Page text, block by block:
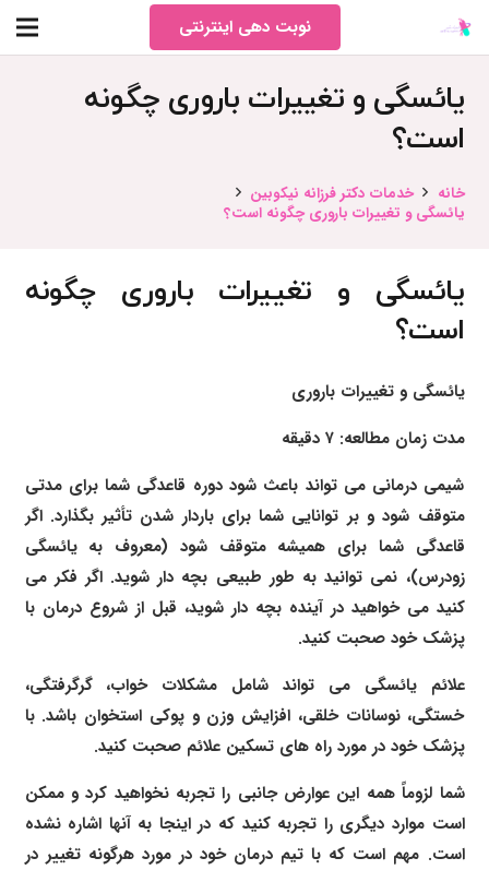
نوبت دهی اینترنتی
یائسگی و تغییرات باروری چگونه
است؟
خانه
خدمات دکتر فرزانه نیکوبین
یائسگی و تغییرات باروری چگونه است؟
یائسگی و تغییرات باروری چگونه
است؟
یائسگی و تغییرات باروری
مدت زمان مطالعه: ۷ دقیقه
شیمی درمانی می تواند باعث شود دوره قاعدگی شما برای مدتی
متوقف شود و بر توانایی شما برای باردار شدن تأثیر بگذارد. اگر
قاعدگی شما برای همیشه متوقف شود (معروف به یائسگی
زودرس)، نمی توانید به طور طبیعی بچه دار شوید. اگر فکر می
کنید می خواهید در آینده بچه دار شوید، قبل از شروع درمان با
پزشک خود صحبت کنید.
علائم یائسگی می تواند شامل مشکلات خواب، گرگرفتگی،
خستگی، نوسانات خلقی، افزایش وزن و پوکی استخوان باشد. با
پزشک خود در مورد راه های تسکین علائم صحبت کنید.
شما لزوماً همه این عوارض جانبی را تجربه نخواهید کرد و ممکن
است موارد دیگری را تجربه کنید که در اینجا به آنها اشاره نشده
است. مهم است که با تیم درمان خود در مورد هرگونه تغییر در